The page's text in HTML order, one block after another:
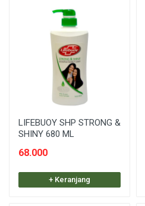
LIFEBUOY SHP STRONG &
SHINY 680 ML
68.000
+ Keranjang